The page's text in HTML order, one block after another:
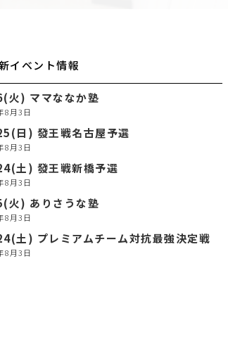
イベント情報
火) ママななか塾
8月3日
日) 發王戦名古屋予選
8月3日
土) 發王戦新橋予選
8月3日
火) ありさうな塾
8月3日
土) プレミアムチーム対抗最強決定戦
8月3日